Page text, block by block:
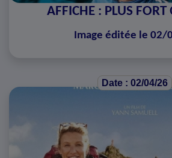
AFFICHE : PLUS FORT
Image éditée le 02/
Date : 02/04/26